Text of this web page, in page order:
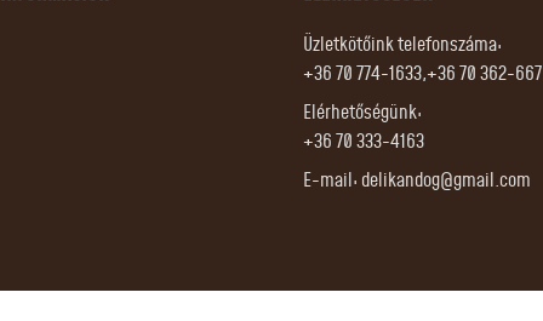
Üzletkötőink telefonszáma:
+36 70 774-1633,+36 70 362-
Elérhetőségünk:
+36 70 333-4163
E-mail: delikandog@gmail.com